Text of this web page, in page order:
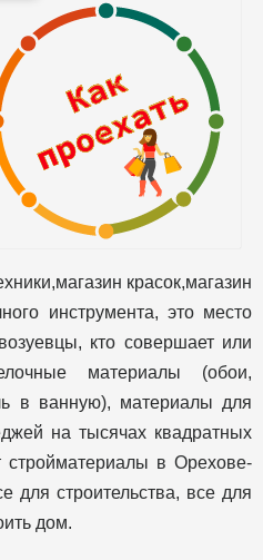
красок,магазин
инструмента, это место
кто совершает или
материалы (обои,
в ванную), материалы для
на тысячах квадратных
стройматериалы в Орехове-
для строительства, все для
дом.